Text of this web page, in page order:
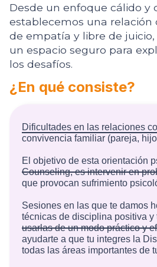
Desde un enfoque cálido y
establecemos una relación
de empatía y libre de
un espacio seguro para
los desafíos.
¿En qué consiste?
Dificultades en las relaciones
convivencia familiar (pareja,
El objetivo de esta orientación
Counseling, es intervenir en
que provocan sufrimiento
Sesiones en las que te damos
técnicas de disciplina positiva y
usarlas de un modo práctico y
ayudarte a que tu integres la
todas las áreas importantes de